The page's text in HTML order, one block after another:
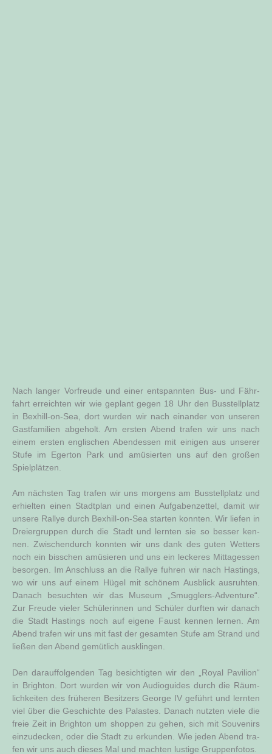
Nach lan­ger Vor­freu­de und einer ent­spann­ten Bus- und Fähr­
fahrt erreich­ten wir wie geplant gegen 18 Uhr den Bus­stell­platz
in Bexhill-on-Sea, dort wur­den wir nach ein­an­der von unse­ren
Gast­fa­mi­li­en abge­holt. Am ers­ten Abend tra­fen wir uns nach
einem ers­ten eng­li­schen Abend­essen mit eini­gen aus unse­rer
Stu­fe im Eger­ton Park und amü­sier­ten uns auf den gro­ßen
Spielplätzen.
Am nächs­ten Tag tra­fen wir uns mor­gens am Bus­stell­platz und
erhiel­ten einen Stadt­plan und einen Auf­ga­ben­zet­tel, damit wir
unse­re Ral­lye durch Bexhill-on-Sea star­ten konn­ten. Wir lie­fen in
Drei­er­grup­pen durch die Stadt und lern­ten sie so bes­ser ken­
nen. Zwi­schen­durch konn­ten wir uns dank des guten Wet­ters
noch ein biss­chen amü­sie­ren und uns ein lecke­res Mit­tag­essen
besor­gen. Im Anschluss an die Ral­lye fuh­ren wir nach Has­tings,
wo wir uns auf einem Hügel mit schö­nem Aus­blick aus­ruh­ten.
Danach besuch­ten wir das Muse­um „Smugg­lers-Adven­ture“.
Zur Freu­de vie­ler Schü­le­rin­nen und Schü­ler durf­ten wir danach
die Stadt Has­tings noch auf eige­ne Faust ken­nen ler­nen. Am
Abend tra­fen wir uns mit fast der gesam­ten Stu­fe am Strand und
lie­ßen den Abend gemüt­lich ausklingen.
Den dar­auf­fol­gen­den Tag besich­tig­ten wir den „Roy­al Pavi­li­on“
in Brigh­ton. Dort wur­den wir von Audio­gui­des durch die Räum­
lich­kei­ten des frü­he­ren Besit­zers Geor­ge IV geführt und lern­ten
viel über die Geschich­te des Palas­tes. Danach nutz­ten vie­le die
freie Zeit in Brigh­ton um shop­pen zu gehen, sich mit Sou­ve­nirs
ein­zu­de­cken, oder die Stadt zu erkun­den. Wie jeden Abend tra­
fen wir uns auch die­ses Mal und mach­ten lus­ti­ge Gruppenfotos.